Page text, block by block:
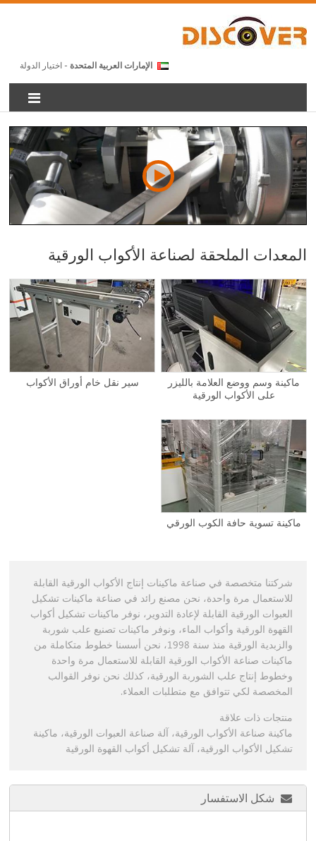
الإمارات العربية المتحدة- اختيار الدولة
المعدات الملحقة لصناعة الأكواب الورقية
ماكينة وسم ووضع العلامة بالليزر
على الأكواب الورقية
سير نقل خام أوراق الأكواب
ماكينة تسوية حافة الكوب الورقي
شركتنا متخصصة في صناعة ماكينات إنتاج الأكواب الورقية القابلة
للاستعمال مرة واحدة، نحن مصنع رائد في صناعة ماكينات تشكيل
العبوات الورقية القابلة لإعادة التدوير، نوفر ماكينات تشكيل أكواب
القهوة الورقية وأكواب الماء، ونوفر ماكينات تصنيع علب شوربة
والزبدية الورقية منذ سنة 1998، نحن أسسنا خطوط متكاملة من
ماكينات صناعة الأكواب الورقية القابلة للاستعمال مرة واحدة
وخطوط إنتاج علب الشوربة الورقية، كذلك نحن نوفر القوالب
المخصصة لكي تتوافق مع متطلبات العملاء.
منتجات ذات علاقة
ماكينة صناعة الأكواب الورقية، آلة صناعة العبوات الورقية، ماكينة
تشكيل الأكواب الورقية، آلة تشكيل أكواب القهوة الورقية
شكل الاستفسار